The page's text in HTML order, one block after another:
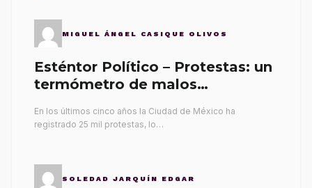
MIGUEL ÁNGEL CASIQUE OLIVOS
Esténtor Político – Protestas: un
termómetro de malos
En los últimos cinco años la Ciudad de México ha
registrado 25 mil protestas, lo…
SOLEDAD JARQUÍN EDGAR